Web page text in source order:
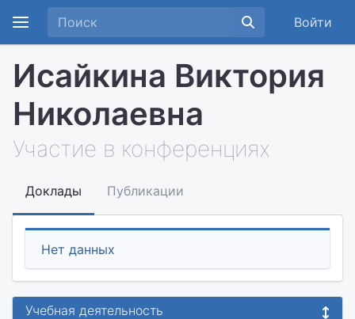
Войти
Исайкина Виктория
Николаевна
Участие в конференциях
Доклады Публикации
Нет данных
Учебная деятельность